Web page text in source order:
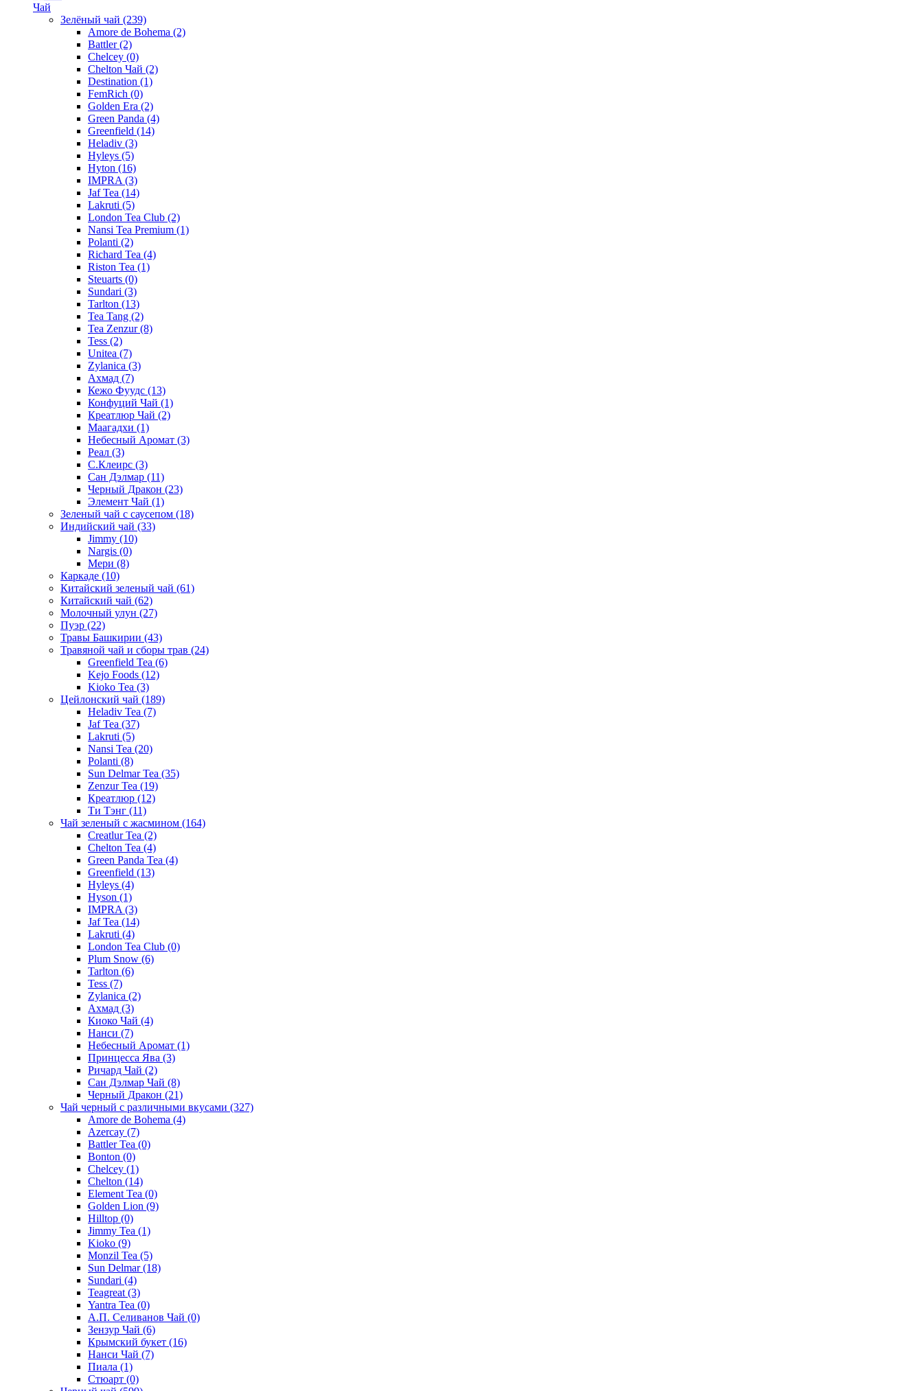
Чай
Зелёный чай (239)
Amore de Bohema (2)
Battler(2)
Chelcey (0)
Chelton Чай (2)
Destination (1)
FemRich (0)
Golden Era (2)
Green Panda (4)
Greenfield (14)
Heladiv (3)
Hyleys (5)
Hyton (16)
IMPRA (3)
Jaf Tea (14)
Lakruti (5)
London Tea Club (2)
Nansi Tea Premium (1)
Polanti (2)
Richard Tea (4)
Riston Tea (1)
Steuarts (0)
Sundari (3)
Tarlton (13)
Tea Tang (2)
Tea Zenzur(8)
Tess (2)
Unitea (7)
Zylanica (3)
Ахмад (7)
Кежо Фуудс (13)
Конфуций Чай (1)
Креатлюр Чай (2)
Маагадхи (1)
Небесный Аромат (3)
Реал (3)
С.Клеирс (3)
Сан Дэлмар (11)
Черный Дракон (23)
Элемент Чай (1)
Зеленый чай с саусепом (18)
Индийский чай (33)
Jimmy (10)
Nargis (0)
Мери (8)
Каркаде (10)
Китайский зеленый чай (61)
Китайский чай (62)
Молочный улун (27)
Пуэр (22)
Травы Башкирии (43)
Травяной чай и сборы трав (24)
Greenfield Tea (6)
Kejo Foods (12)
Kioko Tea (3)
Цейлонский чай (189)
Heladiv Tea (7)
Jaf Tea (37)
Lakruti (5)
Nansi Tea (20)
Polanti (8)
Sun Delmar Tea (35)
Zenzur Tea (19)
Креатлюр (12)
Ти Тэнг (11)
Чай зеленый с жасмином (164)
Creatlur Tea (2)
Chelton Tea (4)
Green Panda Tea (4)
Greenfield (13)
Hyleys (4)
Hyson (1)
IMPRA (3)
Jaf Tea (14)
Lakruti (4)
London Tea Club (0)
Plum Snow (6)
Tarlton (6)
Tess (7)
Zylanica (2)
Ахмад (3)
Киоко Чай (4)
Нанси (7)
Небесный Аромат (1)
Принцесса Ява (3)
Ричард Чай (2)
Сан Дэлмар Чай (8)
Черный Дракон (21)
Чай черный с различными вкусами (327)
Amore de Bohema (4)
Azercay (7)
Battler Tea (0)
Bonton (0)
Chelcey (1)
Chelton (14)
Element Tea (0)
Golden Lion (9)
Hilltop (0)
Jimmy Tea (1)
Kioko (9)
Monzil Tea (5)
Sun Delmar(18)
Sundari (4)
Teagreat (3)
Yantra Tea (0)
А.П. Селиванов Чай (0)
Зензур Чай (6)
Крымский букет (16)
Нанси Чай (7)
Пиала (1)
Стюарт (0)